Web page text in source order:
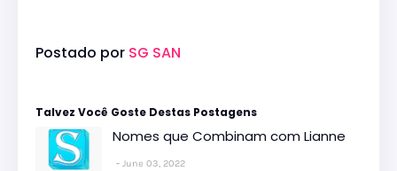
Postado por SG SAN
Talvez Você Goste Destas Postagens
Nomes que Combinam com Lianne
June 03, 2022